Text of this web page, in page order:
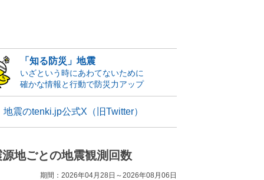
「知る防災」地震
いざという時にあわてないために
確かな情報と行動で防災力アップ
地震のtenki.jp公式X（旧Twitter）
源地ごとの地震観測回数
期間：2026年04月28日～2026年08月06日